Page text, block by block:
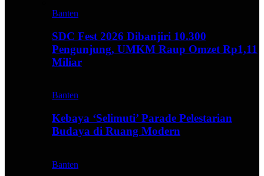
Banten
SDC Fest 2026 Dibanjiri 10.300
Pengunjung, UMKM Raup Omzet Rp1,11
Miliar
Banten
Kebaya ‘Selimuti’ Parade Pelestarian
Budaya di Ruang Modern
Banten